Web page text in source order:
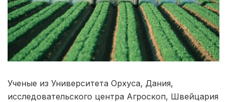
Ученые из Университета Орхуса, Дания,
исследовательского центра Агроскоп, Швейцария